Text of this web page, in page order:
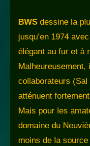
BWS dessine la
jusqu’en 1974
élégant au fur et à
collaborateurs
atténuent
Mais pour les
domaine du
moins de la source